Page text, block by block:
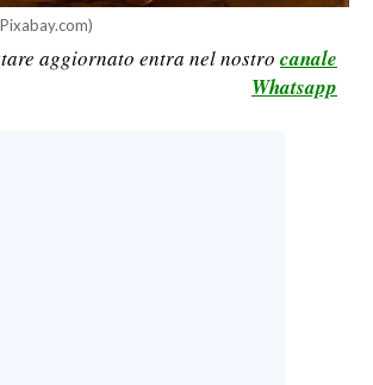
aggiornato entra nel nostro canale
Whatsapp